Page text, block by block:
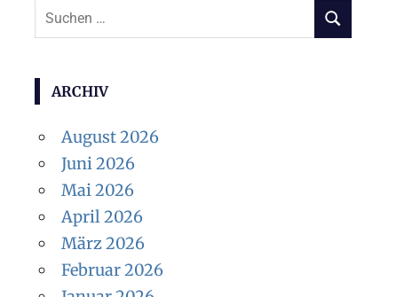
Suchen
nach:
SUCHEN
ARCHIV
August 2026
Juni 2026
Mai 2026
April 2026
März 2026
Februar 2026